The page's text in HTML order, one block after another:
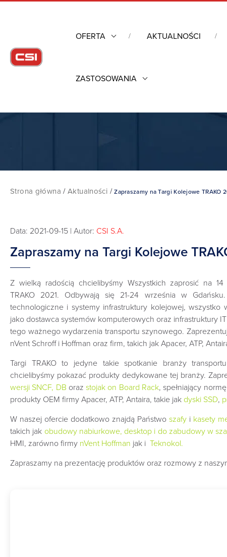
OFERTA AKTUALNOŚCI
ZASTOSOWANIA
Strona główna / Aktualności /Zapraszamy na Targi Kolejowe TRAKO
Data: 2021-09-15 | Autor: CSI S.A.
Zapraszamy na Targi Kolejowe
Z wielką radością chcielibyśmy Wszystkich zaprosić na
TRAKO 2021. Odbywają się 21-24 września w
technologiczne i systemy infrastruktury kolejowej, wszystko
jako dostawca systemów komputerowych oraz infrastruktury
tego ważnego wydarzenia transportu szynowego.
nVent Schroff i Hoffman oraz firm, takich jak Apacer, ATP,
Targi TRAKO to jedyne takie spotkanie branży
chcielibyśmy pokazać produkty dedykowane tej branży.
wersji SNCF, DB orazstojak on Board Rack, spełniający
produkty OEM firmy Apacer, ATP, Antaira, takie jak dyski SSD,
W naszej ofercie dodatkowo znajdą Państwo szafy i kasety
takich jak obudowy nabiurkowe, desktop i do zabudowy w
HMI, zarówno firmy nVent Hoffman jak i Teknokol.
Zapraszamy na prezentację produktów oraz rozmowy z